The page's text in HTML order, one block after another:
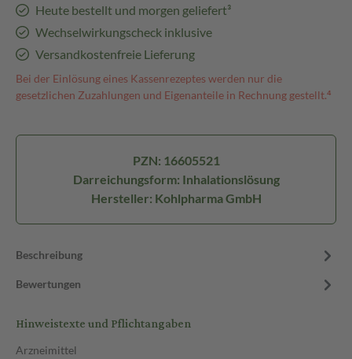
Heute bestellt und morgen geliefert³
Wechselwirkungscheck inklusive
Versandkostenfreie Lieferung
Bei der Einlösung eines Kassenrezeptes werden nur die
gesetzlichen Zuzahlungen und Eigenanteile in Rechnung gestellt.⁴
PZN: 16605521
Darreichungsform: Inhalationslösung
Hersteller: Kohlpharma GmbH
Beschreibung
Bewertungen
Hinweistexte und Pflichtangaben
Arzneimittel